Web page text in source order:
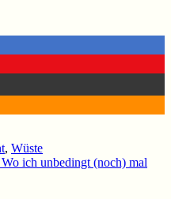
, Wüste
ich unbedingt (noch) mal